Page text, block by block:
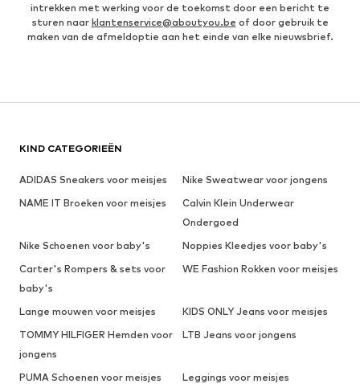
intrekken met werking voor de toekomst door een bericht te
sturen naar klantenservice@aboutyou.be of door gebruik te
maken van de afmeldoptie aan het einde van elke nieuwsbrief.
KIND CATEGORIEËN
ADIDAS Sneakers voor meisjes
Nike Sweatwear voor jongens
NAME IT Broeken voor meisjes
Calvin Klein Underwear
Ondergoed
Nike Schoenen voor baby's
Noppies Kleedjes voor baby's
Carter's Rompers & sets voor
baby's
WE Fashion Rokken voor meisjes
Lange mouwen voor meisjes
KIDS ONLY Jeans voor meisjes
TOMMY HILFIGER Hemden voor
jongens
LTB Jeans voor jongens
PUMA Schoenen voor meisjes
Leggings voor meisjes